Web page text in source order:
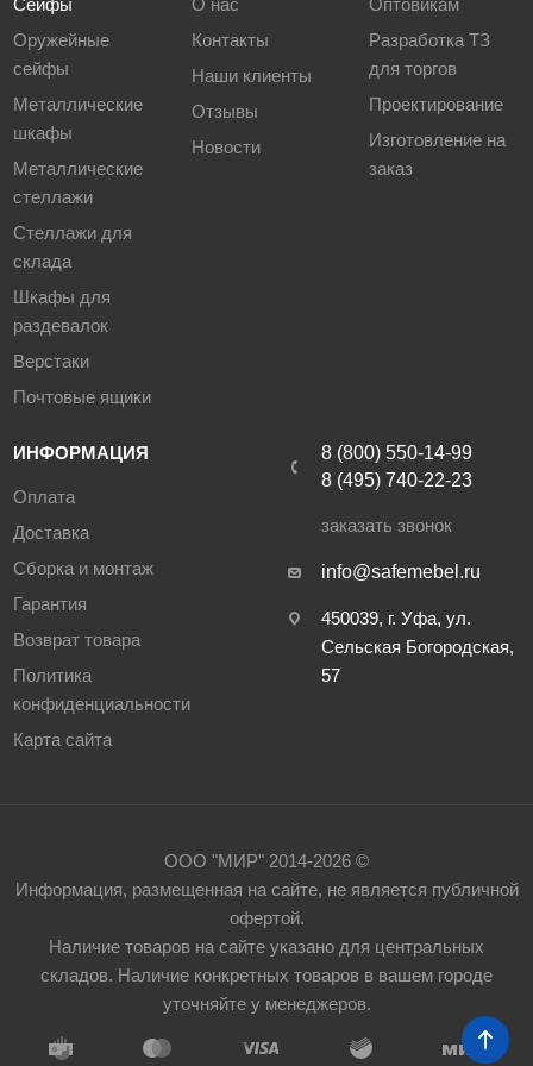
Сейфы
Оружейные
сейфы
Металлические
шкафы
Металлические
стеллажи
Стеллажи для
склада
Шкафы для
раздевалок
Верстаки
Почтовые ящики
О нас
Контакты
Наши клиенты
Отзывы
Новости
Оптовикам
Разработка ТЗ
для торгов
Проектирование
Изготовление на
заказ
ИНФОРМАЦИЯ
Оплата
Доставка
Сборка и монтаж
Гарантия
Возврат товара
Политика
конфиденциальности
Карта сайта
8 (800) 550-14-99
8 (495) 740-22-23
заказать звонок
info@safemebel.ru
450039, г. Уфа, ул.
Сельская Богородская,
57
ООО "МИР" 2014-2026 ©
Информация, размещенная на сайте, не является публичной
офертой.
Наличие товаров на сайте указано для центральных
складов. Наличие конкретных товаров в вашем городе
уточняйте у менеджеров.